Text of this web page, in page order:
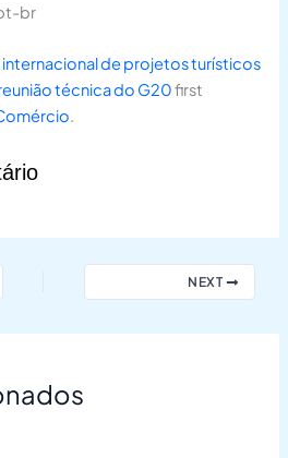
br
internacional de projetos turísticos
técnica do G20first
.
NEXT